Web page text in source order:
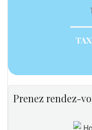
Prenez rendez-